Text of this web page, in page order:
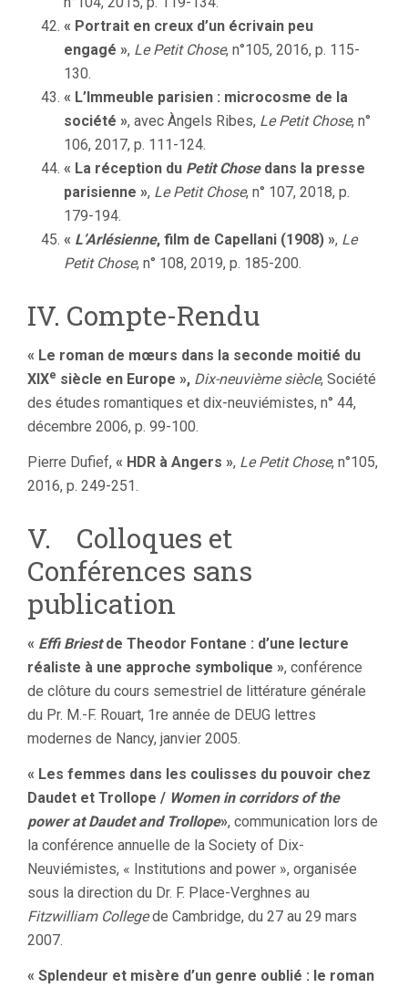
« Portrait en creux d’un écrivain peu
engagé », Le Petit Chose, n°105, 2016, p. 115-
130.
« L’Immeuble parisien : microcosme de la
société », avec Àngels Ribes, Le Petit Chose, n°
106, 2017, p. 111-124.
« La réception du Petit Chosedans la presse
parisienne », Le Petit Chose, n° 107, 2018, p.
179-194.
« L’Arlésienne, film de Capellani (1908) », Le
Petit Chose, n° 108, 2019, p. 185-200.
IV. Compte-Rendu
« Le roman de mœurs dans la seconde moitié du
XIXe siècle en Europe », Dix-neuvième siècle, Société
des études romantiques et dix-neuviémistes, n° 44,
décembre 2006, p. 99-100.
Pierre Dufief, « HDR à Angers », Le Petit Chose, n°105,
2016, p. 249-251.
V. Colloques et
Conférences sans
publication
« Effi Briestde Theodor Fontane : d’une lecture
réaliste à une approche symbolique », conférence
de clôture du cours semestriel de littérature générale
du Pr. M.-F. Rouart, 1re année de DEUG lettres
modernes de Nancy, janvier 2005.
« Les femmes dans les coulisses du pouvoir chez
Daudet et Trollope / Women in corridors of the
power at Daudet and Trollope», communication lors de
la conférence annuelle de la Society of Dix-
Neuviémistes, « Institutions and power », organisée
sous la direction du Dr. F. Place-Verghnes au
Fitzwilliam Collegede Cambridge, du 27 au 29 mars
2007.
« Splendeur et misère d’un genre oublié : le roman